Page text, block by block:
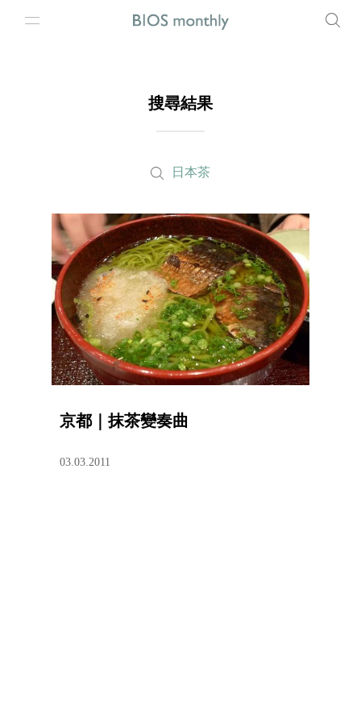
搜尋結果
日本茶
京都｜抹茶變奏曲
03.03.2011